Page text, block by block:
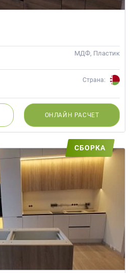
МДФ, Пластик
Страна:
ОНЛАЙН РАСЧЕТ
СБОРКА